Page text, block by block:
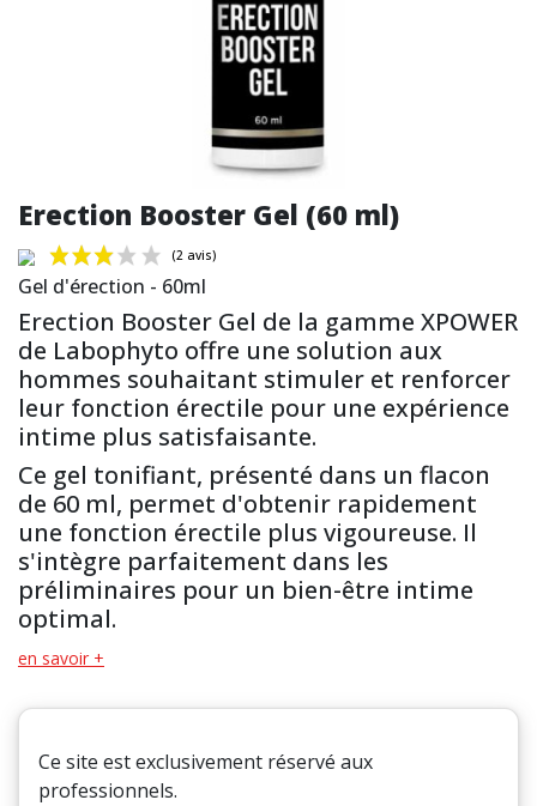
Erection Booster Gel (60 ml)
(2 avis)
Gel d'érection - 60ml
Erection Booster Gel de la gamme XPOWER
de Labophyto offre une solution aux
hommes souhaitant stimuler et renforcer
leur fonction érectile pour une expérience
intime plus satisfaisante.
Ce gel tonifiant, présenté dans un flacon
de 60 ml, permet d'obtenir rapidement
une fonction érectile plus vigoureuse. Il
s'intègre parfaitement dans les
préliminaires pour un bien-être intime
optimal.
en savoir +
Ce site est exclusivement réservé aux
professionnels.